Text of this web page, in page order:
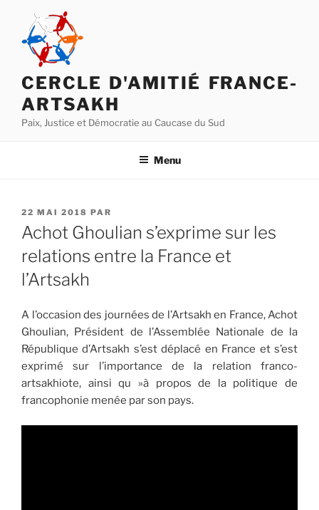
contenu
principal
CERCLE D'AMITIÉ FRANCE-
ARTSAKH
Paix, Justice et Démocratie au Caucase du Sud
Menu
PUBLIÉ
LE
22 MAI 2018 PAR
Achot Ghoulian s’exprime sur les
relations entre la France et
l’Artsakh
A l’occasion des journées de l’Artsakh en France, Achot
Ghoulian, Président de l’Assemblée Nationale de la
République d’Artsakh s’est déplacé en France et s’est
exprimé sur l’importance de la relation franco-
artsakhiote, ainsi qu »à propos de la politique de
francophonie menée par son pays.